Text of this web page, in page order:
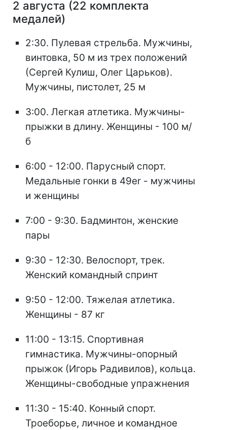
2 августа (22 комплекта
медалей)
2:30. Пулевая стрельба. Мужчины,
винтовка, 50 м из трех положений
(Сергей Кулиш, Олег Царьков).
Мужчины, пистолет, 25 м
3:00. Легкая атлетика. Мужчины-
прыжки в длину. Женщины - 100 м/
б
6:00 - 12:00. Парусный спорт.
Медальные гонки в 49er - мужчины
и женщины
7:00 - 9:30. Бадминтон, женские
пары
9:30 - 12:30. Велоспорт, трек.
Женский командный спринт
9:50 - 12:00. Тяжелая атлетика.
Женщины - 87 кг
11:00 - 13:15. Спортивная
гимнастика. Мужчины-опорный
прыжок (Игорь Радивилов), кольца.
Женщины-свободные упражнения
11:30 - 15:40. Конный спорт.
Троеборье, личное и командное